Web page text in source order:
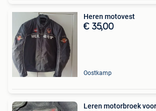
Heren motovest
€ 35,00
Oostkamp
Leren motorbroek